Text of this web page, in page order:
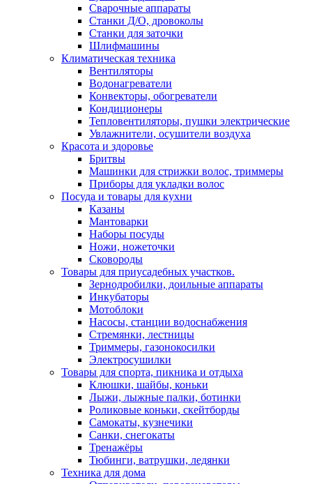
Сварочные аппараты
Станки Д/О, дровоколы
Станки для заточки
Шлифмашины
Климатическая техника
Вентиляторы
Водонагреватели
Конвекторы, обогреватели
Кондиционеры
Тепловентиляторы, пушки электрические
Увлажнители, осушители воздуха
Красота и здоровье
Бритвы
Машинки для стрижки волос, триммеры
Приборы для укладки волос
Посуда и товары для кухни
Казаны
Мантоварки
Наборы посуды
Ножи, ножеточки
Сковороды
Товары для приусадебных участков.
Зернодробилки, доильные аппараты
Инкубаторы
Мотоблоки
Насосы, станции водоснабжения
Стремянки, лестницы
Триммеры, газонокосилки
Электросушилки
Товары для спорта, пикника и отдыха
Клюшки, шайбы, коньки
Лыжи, лыжные палки, ботинки
Роликовые коньки, скейтборды
Самокаты, кузнечики
Санки, снегокаты
Тренажёры
Тюбинги, ватрушки, ледянки
Техника для дома